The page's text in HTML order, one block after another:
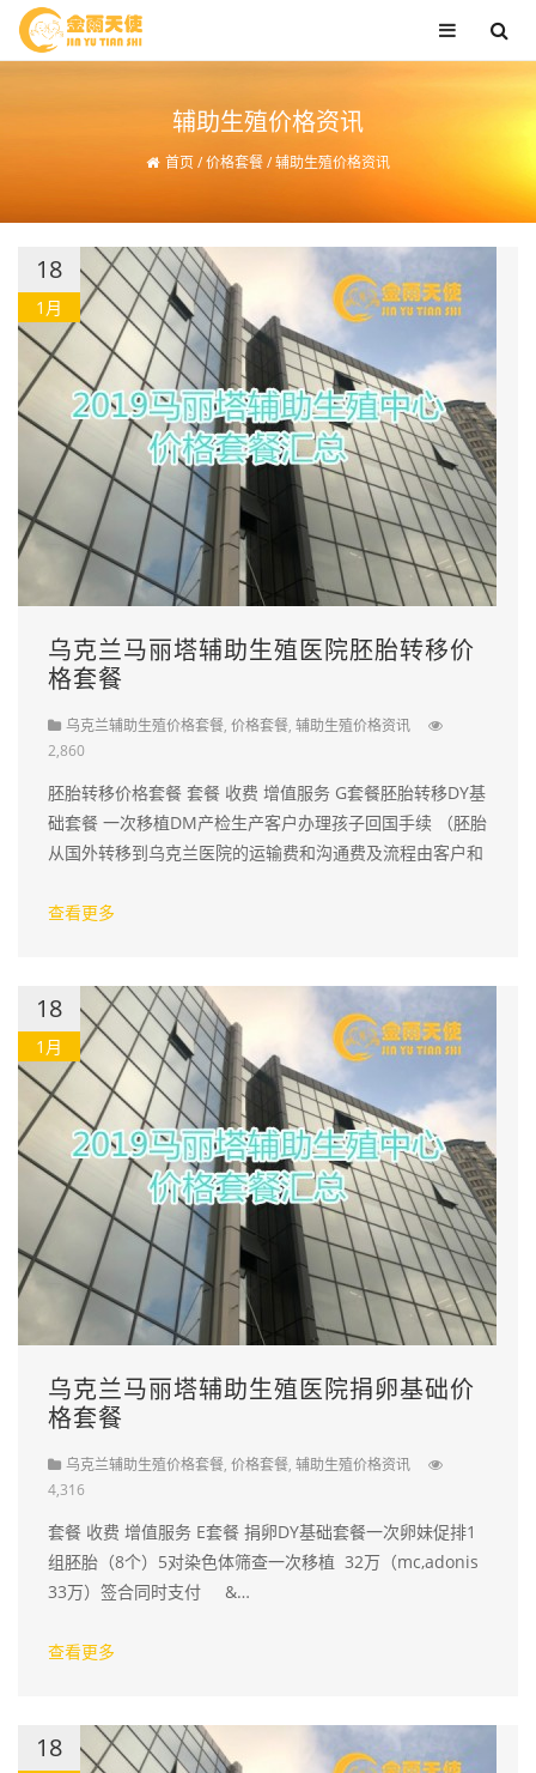
辅助生殖价格资讯
首页/价格套餐/辅助生殖价格资讯
18
1月
乌克兰马丽塔辅助生殖医院胚胎转移价
格套餐
乌克兰辅助生殖价格套餐, 价格套餐, 辅助生殖价格资讯
2,860
胚胎转移价格套餐 套餐 收费 增值服务 G套餐胚胎转移DY基
础套餐 一次移植DM产检生产客户办理孩子回国手续 （胚胎
从国外转移到乌克兰医院的运输费和沟通费及流程由客户和
查看更多
18
1月
乌克兰马丽塔辅助生殖医院捐卵基础价
格套餐
乌克兰辅助生殖价格套餐, 价格套餐, 辅助生殖价格资讯
4,316
套餐 收费 增值服务 E套餐 捐卵DY基础套餐一次卵妹促排1
组胚胎（8个）5对染色体筛查一次移植 32万（mc,adonis
33万）签合同时支付 &…
查看更多
18